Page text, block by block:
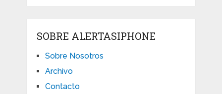
SOBRE ALERTASIPHONE
Sobre Nosotros
Archivo
Contacto